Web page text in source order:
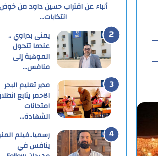
أنباء عن اقتراب حسين داود من خوض
انتخابات…
يمنى بدراوي ..
عندما تتحول
الموهبة إلى
منافس…
مدير تعليم البحر
الاحمر يتابع
امتحانات
الشهادة…
رسميا..فيلم
ينافس في